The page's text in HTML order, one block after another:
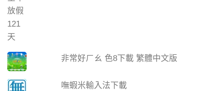
非常好ㄏㄠ 色8下載 繁體中文版
嘸蝦米輸入法下載